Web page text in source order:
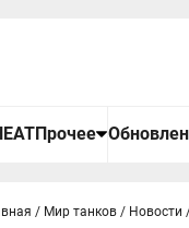
Прочее
/ Мир танков / Новости